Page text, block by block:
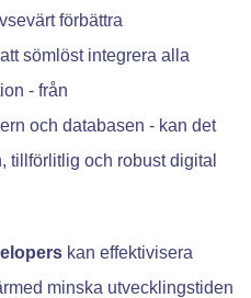
förbättra
sömlöst integrera alla
- från
och databasen - kan det
tillförlitlig och robust digital
kan effektivisera
minska utvecklingstiden